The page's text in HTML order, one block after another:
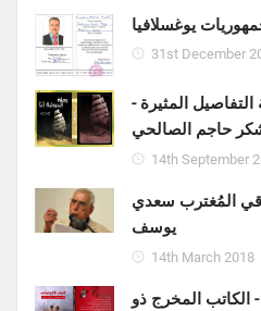
يوغسلافيا
31st December
التفاصيل المثيرة -
شكر حاجم الصالحي
14th September
المُغترب سعدي
يوسف
14th March 2018
- الكاتب المخرج ذو